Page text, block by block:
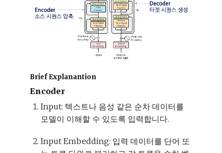
Brief Explanantion
Encoder
Input: 텍스트나 음성 같은 순차 데이터를
모델이 이해할 수 있도록 입력합니다.
Input Embedding: 입력 데이터를 단어 또